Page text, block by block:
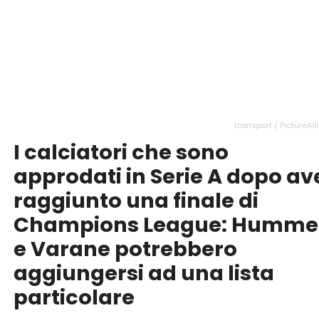
Iconsport /
I calciatori che sono
approdati in Serie A dopo
raggiunto una finale di
Champions League:
e Varane potrebbero
aggiungersi ad una lista
particolare